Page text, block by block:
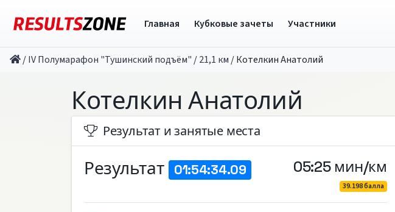
Главная Кубковые зачеты Участники
/IV Полумарафон "Тушинский подъём" /21,1 км /Котелкин Анатолий
Котелкин Анатолий
Результат и занятые места
Результат 01:54:34.09 05:25 мин/км
39.198 балла